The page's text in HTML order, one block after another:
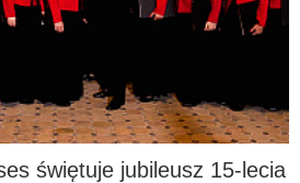
świętuje jubileusz 15-lecia